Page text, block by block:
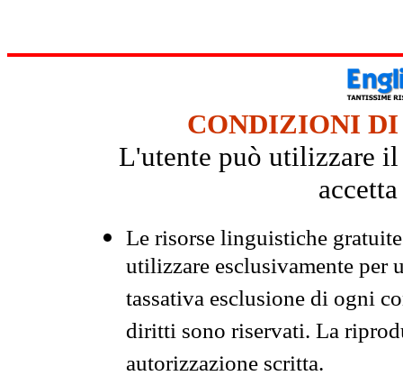
CONDIZIONI DI
L'utente può utilizzare il
Le risorse linguistiche
utilizzare esclusivamente per
tassativa esclusione di ogni
diritti sono riservati. La
autorizzazione scritta.